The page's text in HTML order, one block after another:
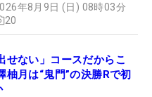
年8月9日 (日) 08時03分
20
せない」コースだからこ
月は“鬼門”の決勝Rで初